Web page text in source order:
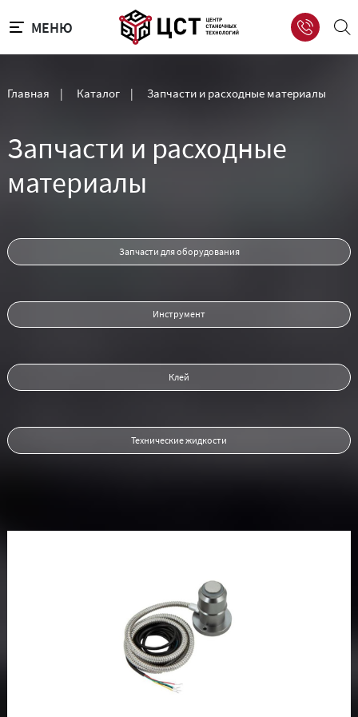
МЕНЮ
Главная | Каталог | Запчасти и расходные материалы
Запчасти и расходные
материалы
Запчасти для оборудования
Инструмент
Клей
Технические жидкости